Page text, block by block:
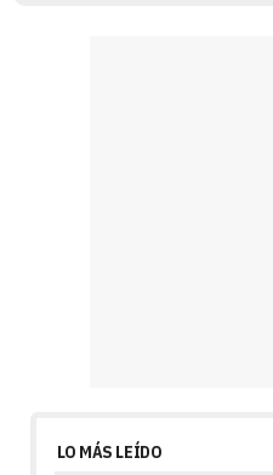
LO MÁS LEÍDO